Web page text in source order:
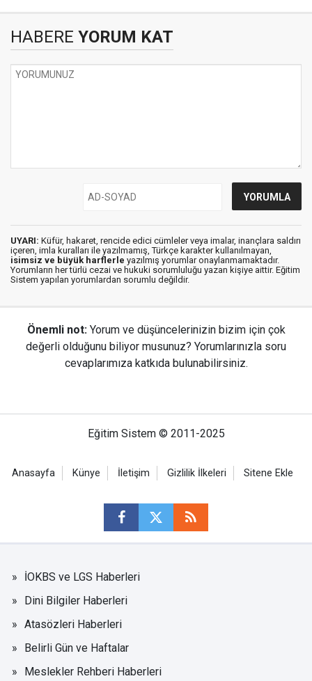
HABERE YORUM KAT
UYARI: Küfür, hakaret, rencide edici cümleler veya imalar, inançlara saldırı
içeren, imla kuralları ile yazılmamış, Türkçe karakter kullanılmayan,
isimsiz ve büyük harflerle yazılmış yorumlar onaylanmamaktadır.
Yorumların her türlü cezai ve hukuki sorumluluğu yazan kişiye aittir. Eğitim
Sistem yapılan yorumlardan sorumlu değildir.
Önemli not: Yorum ve düşüncelerinizin bizim için çok
değerli olduğunu biliyor musunuz? Yorumlarınızla soru
cevaplarımıza katkıda bulunabilirsiniz.
Eğitim Sistem © 2011-2025
Anasayfa Künye İletişim Gizlilik İlkeleri Sitene Ekle
İOKBS ve LGS Haberleri
Dini Bilgiler Haberleri
Atasözleri Haberleri
Belirli Gün ve Haftalar
Meslekler Rehberi Haberleri